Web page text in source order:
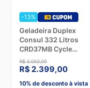
-13%
Geladeira Duplex
Consul 332 Litros
CRD37MB Cycle
Defrost Branco - 220V
R$ 3.050,00
R$ 2.399,00
10% de desconto à vista